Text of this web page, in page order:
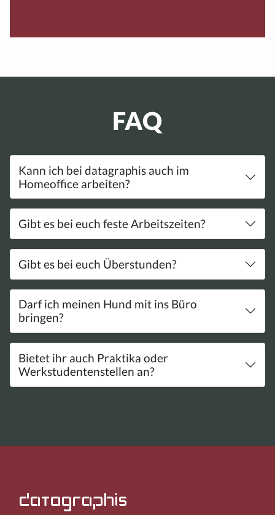
FAQ
Kann ich bei datagraphis auch im
Homeoffice arbeiten?
Gibt es bei euch feste Arbeitszeiten?
Gibt es bei euch Überstunden?
Darf ich meinen Hund mit ins Büro
bringen?
Bietet ihr auch Praktika oder
Werkstudentenstellen an?